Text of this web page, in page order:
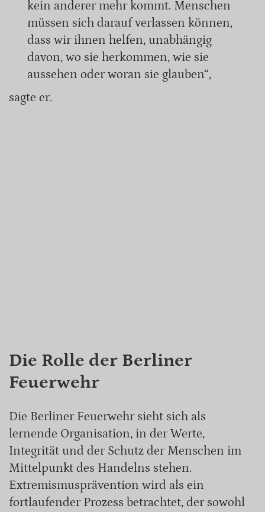
kein anderer mehr kommt. Menschen
müssen sich darauf verlassen können,
dass wir ihnen helfen, unabhängig
davon, wo sie herkommen, wie sie
aussehen oder woran sie glauben“,
sagte er.
Die Rolle der Berliner
Feuerwehr
Die Berliner Feuerwehr sieht sich als
lernende Organisation, in der Werte,
Integrität und der Schutz der Menschen im
Mittelpunkt des Handelns stehen.
Extremismusprävention wird als ein
fortlaufender Prozess betrachtet, der sowohl